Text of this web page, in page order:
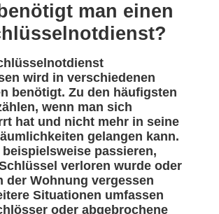
man einen
wird in verschiedenen
benötigt. Zu den häufigsten
wenn man sich
hat und nicht mehr in seine
gelangen kann.
beispielsweise passieren,
verloren wurde oder
der Wohnung vergessen
Situationen umfassen
oder abgebrochene